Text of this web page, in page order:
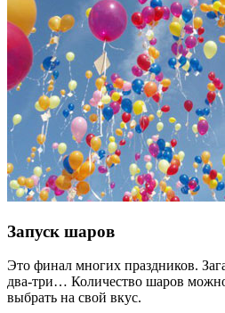
Запуск шаров
Это финал многих праздников.
два-три… Количество шаров
выбрать на свой вкус.